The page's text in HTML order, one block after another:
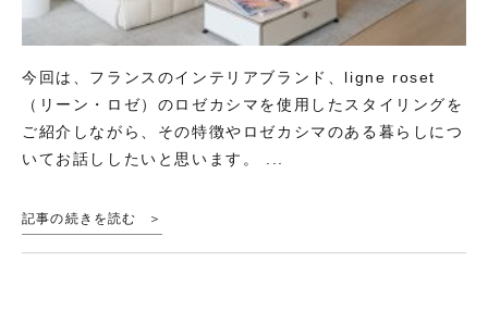
今回は、フランスのインテリアブランド、ligne roset
（リーン・ロゼ）のロゼカシマを使用したスタイリングを
ご紹介しながら、その特徴やロゼカシマのある暮らしにつ
いてお話ししたいと思います。 ...
記事の続きを読む